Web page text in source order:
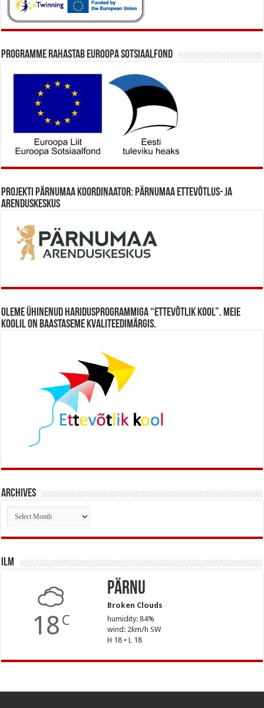
Programme rahastab Euroopa Sotsiaalfond
Projekti Pärnumaa koordinaator: Pärnumaa Ettevõtlus- ja
Arenduskeskus
Oleme ühinenud haridusprogrammiga “Ettevõtlik Kool”. Meie
koolil on baastaseme kvaliteedimärgis.
Archives
Archives
Ilm
18 C
Pärnu
Broken Clouds
humidity: 84%
wind: 2km/h SW
H 18 • L 18